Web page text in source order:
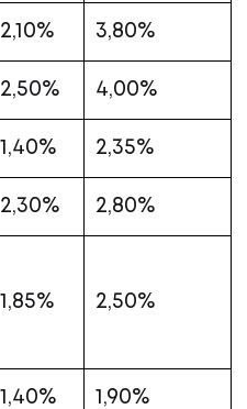
2,10% 3,80%
2,50% 4,00%
1,40% 2,35%
2,30% 2,80%
1,85% 2,50%
1,40% 1,90%